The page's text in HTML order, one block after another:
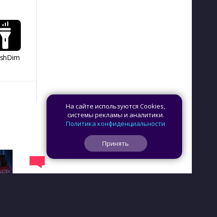
На сайте используются Cookies,
системы рекламы и аналитики.
Политика конфиденциальности
Принять